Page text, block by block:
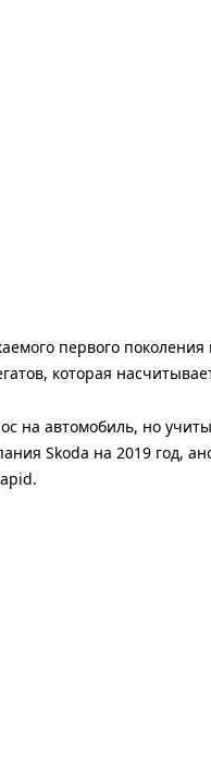
первого
которая
на автомобиль, но
Skoda на 2019 год,